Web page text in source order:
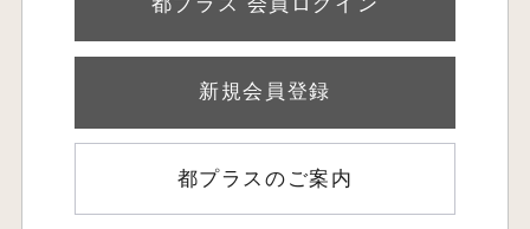
都プラス 会員ログイン
新規会員登録
都プラスのご案内